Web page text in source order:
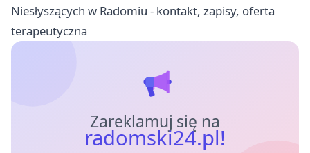
Niesłyszących w Radomiu - kontakt, zapisy, oferta
terapeutyczna
Zareklamuj się na
radomski24.pl!